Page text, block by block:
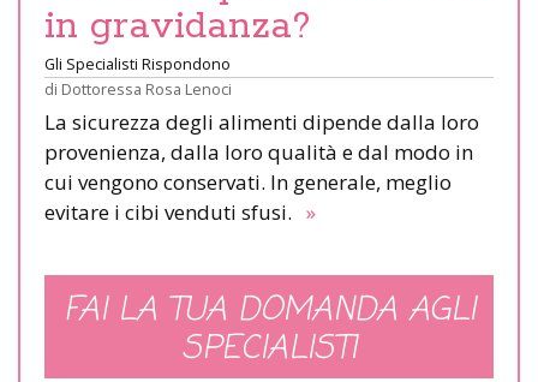
in gravidanza?
Gli Specialisti Rispondono
di Dottoressa Rosa Lenoci
La sicurezza degli alimenti dipende dalla loro
provenienza, dalla loro qualità e dal modo in
cui vengono conservati. In generale, meglio
evitare i cibi venduti sfusi. »
FAI LA TUA DOMANDA AGLI
SPECIALISTI